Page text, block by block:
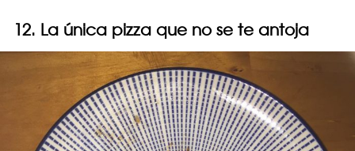
12. La única pizza que no se te antoja